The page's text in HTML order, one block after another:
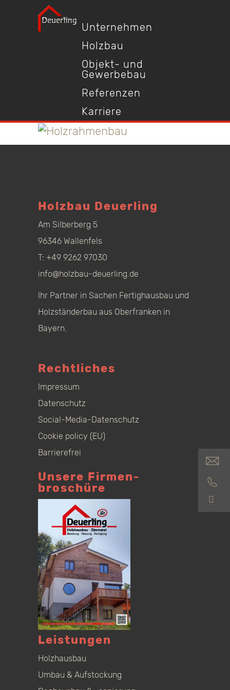
Unternehmen
Holzbau
Objekt- und
Gewerbebau
Referenzen
Karriere
Holzbau Deuerling
Am Silberberg 5
96346 Wallenfels
T: +49 9262 97030
info@holzbau-deuerling.de
Ihr Partner in Sachen Fertighausbau und
Holzständerbau aus Oberfranken in
Bayern.
Rechtliches
Impressum
Datenschutz
Social-Media-Datenschutz
Cookie policy (EU)
Barrierefrei
Unsere Firmen­
broschüre
Leistungen
Holzhausbau
Umbau & Aufstockung